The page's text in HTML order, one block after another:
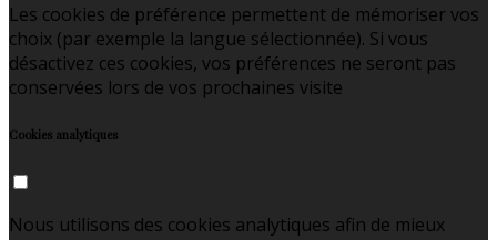
Les cookies de préférence permettent de mémoriser vos
choix (par exemple la langue sélectionnée). Si vous
désactivez ces cookies, vos préférences ne seront pas
conservées lors de vos prochaines visite
Cookies analytiques
Nous utilisons des cookies analytiques afin de mieux